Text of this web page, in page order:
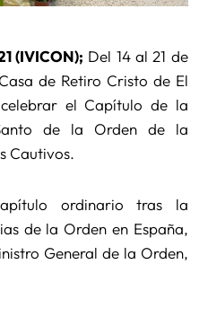
(IVICON); Del 14 al 21 de
de Retiro Cristo de El
el Capítulo de la
de la Orden de la
Cautivos.
ordinario tras la
de la Orden en España,
General de la Orden,